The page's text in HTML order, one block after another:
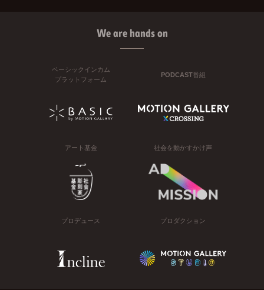
We are hands on
ベーシックインカム
プラットフォーム
PODCAST番組
アート基金 社会を動かすかけ声
プロデュース プロダクション